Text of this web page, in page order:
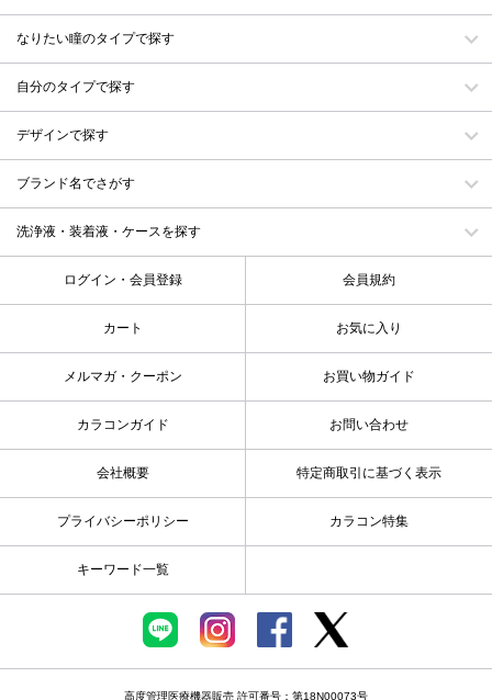
なりたい瞳のタイプで探す
自分のタイプで探す
デザインで探す
ブランド名でさがす
洗浄液・装着液・ケースを探す
ログイン・会員登録 会員規約
カート お気に入り
メルマガ・クーポン お買い物ガイド
カラコンガイド お問い合わせ
会社概要 特定商取引に基づく表示
プライバシーポリシー カラコン特集
キーワード一覧
高度管理医療機器販売 許可番号：第18N00073号